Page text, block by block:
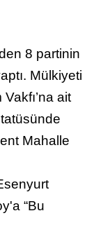
8 partinin
Mülkiyeti
ait
Mahalle
“Bu